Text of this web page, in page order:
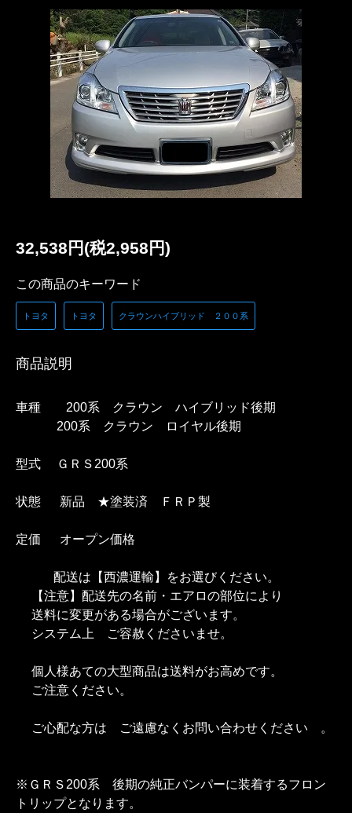
32,538円(税2,958円)
この商品のキーワード
トヨタ トヨタ クラウンハイブリッド ２００系
商品説明
車種 200系 クラウン ハイブリッド後期
200系 クラウン ロイヤル後期
型式 ＧＲＳ200系
状態 新品 ★塗装済 ＦＲＰ製
定価 オープン価格
配送は【西濃運輸】をお選びください。
【注意】配送先の名前・エアロの部位により
送料に変更がある場合がございます。
システム上 ご容赦くださいませ。
個人様あての大型商品は送料がお高めです。
ご注意ください。
ご心配な方は ご遠慮なくお問い合わせください 。
※ＧＲＳ200系 後期の純正バンパーに装着するフロン
トリップとなります。